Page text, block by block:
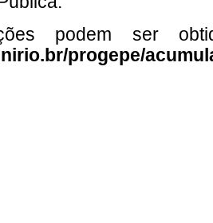
podem ser
progepe/